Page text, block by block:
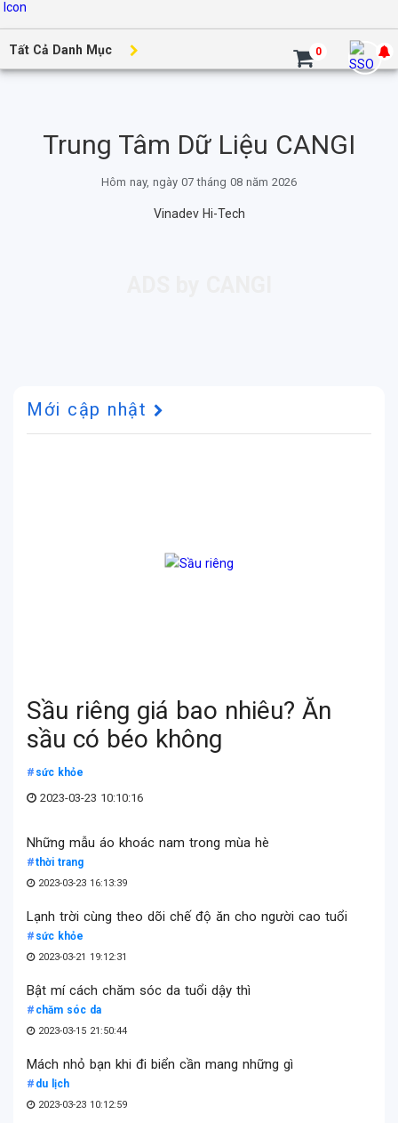
0
Tất Cả Danh Mục
Trung Tâm Dữ Liệu CANGI
Hôm nay, ngày 07 tháng 08 năm 2026
Vinadev Hi-Tech
Mới cập nhật
Sầu riêng giá bao nhiêu? Ăn
sầu có béo không
sức khỏe
2023-03-23 10:10:16
Những mẫu áo khoác nam trong mùa hè
thời trang
2023-03-23 16:13:39
Lạnh trời cùng theo dõi chế độ ăn cho người cao tuổi
sức khỏe
2023-03-21 19:12:31
Bật mí cách chăm sóc da tuổi dậy thì
chăm sóc da
2023-03-15 21:50:44
Mách nhỏ bạn khi đi biển cần mang những gì
du lịch
2023-03-23 10:12:59